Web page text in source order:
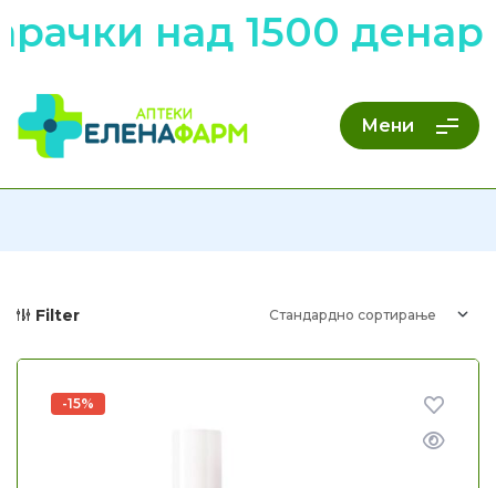
над 1500
Мени
Filter
-15%